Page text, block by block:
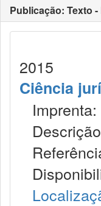
Publicação: Texto
2015
Ciência